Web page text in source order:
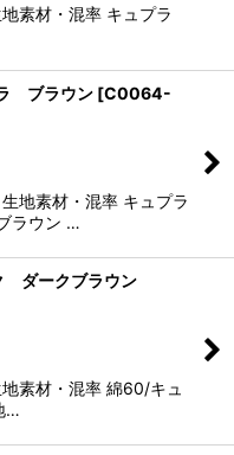
素材・混率 キュプラ
ブラウン [C0064-
地素材・混率 キュプラ
ラウン …
ダークブラウン
素材・混率 綿60/キュ
…